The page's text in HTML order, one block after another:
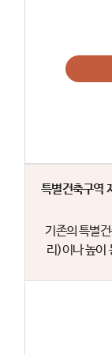
특별건축구역
기존의 특별
리)이나 높이